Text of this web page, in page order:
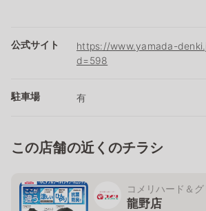
公式サイト
https://www.yamada-
d=598
駐車場 有
この店舗の近くのチラシ
コメリハード＆
龍野店